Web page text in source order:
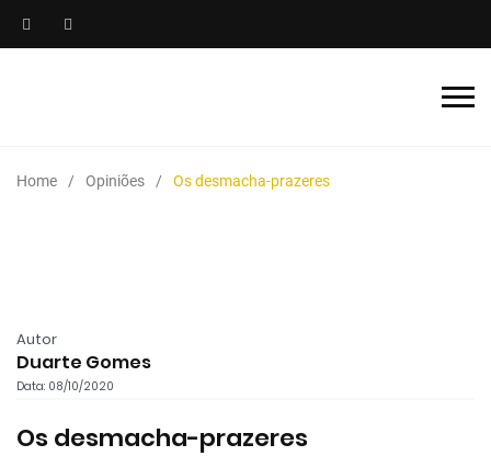
Home Opiniões Os desmacha-prazeres
Autor
Duarte Gomes
Data: 08/10/2020
Os desmacha-prazeres